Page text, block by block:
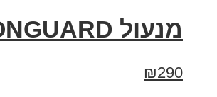
מנעול ONGUARD
₪290